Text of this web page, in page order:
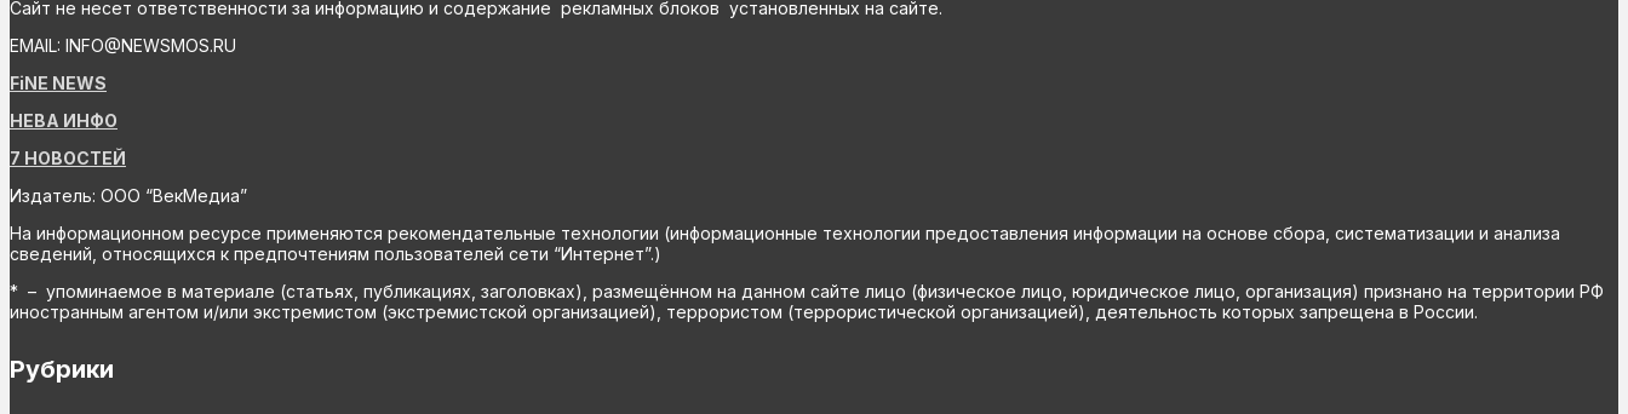
Сайт не несет ответственности за информацию и содержание рекламных блоков установленных на сайте.
EMAIL: INFO@NEWSMOS.RU
FiNE NEWS
НЕВА ИНФО
7 НОВОСТЕЙ
Издатель: ООО “ВекМедиа”
На информационном ресурсе применяются рекомендательные технологии (информационные технологии предоставления информации на основе сбора, систематизации и анализа
сведений, относящихся к предпочтениям пользователей сети “Интернет”.)
* – упоминаемое в материале (статьях, публикациях, заголовках), размещённом на данном сайте лицо (физическое лицо, юридическое лицо, организация) признано на территории РФ
иностранным агентом и/или экстремистом (экстремистской организацией), террористом (террористической организацией), деятельность которых запрещена в России.
Рубрики